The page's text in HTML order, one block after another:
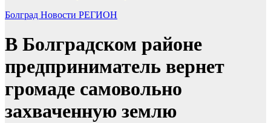
Болград Новости РЕГИОН
В Болградском районе
предприниматель вернет
громаде самовольно
захваченную землю